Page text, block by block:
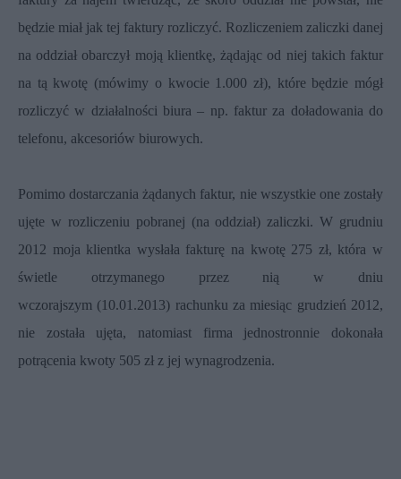
będzie miał jak tej faktury rozliczyć. Rozliczeniem zaliczki danej
na oddział obarczył moją klientkę, żądając od niej takich faktur
na tą kwotę (mówimy o kwocie 1.000 zł), które będzie mógł
rozliczyć w działalności biura – np. faktur za doładowania do
telefonu, akcesoriów biurowych.
Pomimo dostarczania żądanych faktur, nie wszystkie one zostały
ujęte w rozliczeniu pobranej (na oddział) zaliczki. W grudniu
2012 moja klientka wysłała fakturę na kwotę 275 zł, która w
świetle otrzymanego przez nią w dniu
wczorajszym (10.01.2013) rachunku za miesiąc grudzień 2012,
nie została ujęta, natomiast firma jednostronnie dokonała
potrącenia kwoty 505 zł z jej wynagrodzenia.